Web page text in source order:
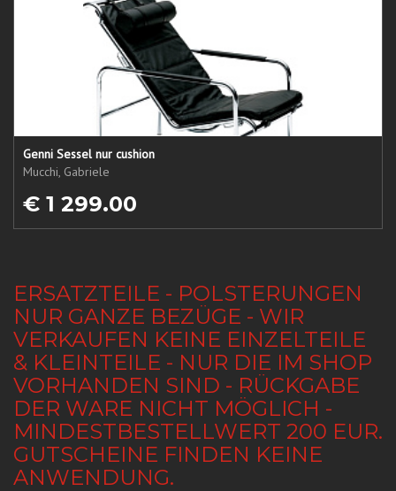
Genni Sessel nur cushion
Mucchi, Gabriele
€ 1 299.00
ERSATZTEILE - POLSTERUNGEN
NUR GANZE BEZÜGE - WIR
VERKAUFEN KEINE EINZELTEILE
& KLEINTEILE - NUR DIE IM SHOP
VORHANDEN SIND - RÜCKGABE
DER WARE NICHT MÖGLICH -
MINDESTBESTELLWERT 200 EUR.
GUTSCHEINE FINDEN KEINE
ANWENDUNG.